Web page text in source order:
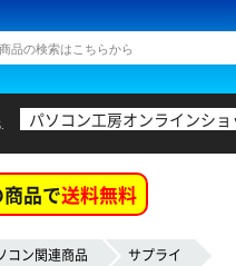
パソコン工房オンラインシ
品で送料無料
コン関連商品 サプライ